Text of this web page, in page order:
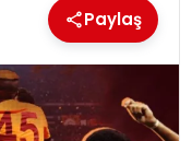
Paylaş